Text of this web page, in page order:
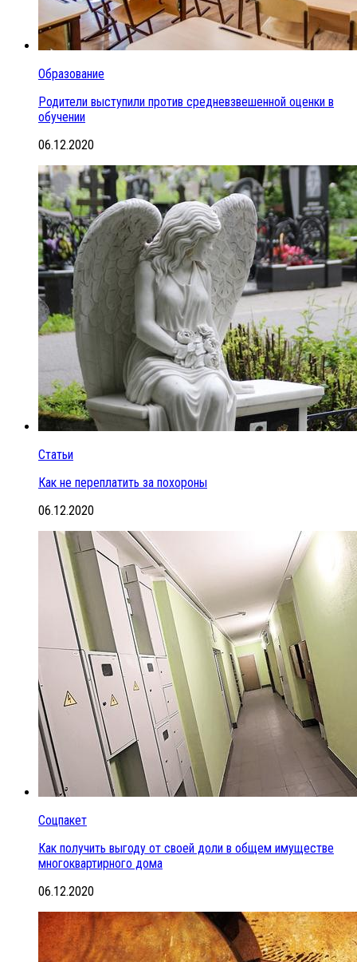
Образование
Родители выступили против средневзвешенной оценки в
обучении
06.12.2020
Статьи
Как не переплатить за похороны
06.12.2020
Соцпакет
Как получить выгоду от своей доли в общем имуществе
многоквартирного дома
06.12.2020